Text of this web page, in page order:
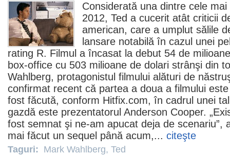
Considerată una dintre cele
2012, Ted a cucerit atât criticii
american, care a umplut sălile
lansare notabilă în cazul unei
rating R. Filmul a încasat la debut 54 de
box-office cu 503 milioane de dolari strânşi din
Wahlberg, protagonistul filmului alături de
confirmat recent că partea a doua a filmului
fost făcută, conform Hitfix.com, în cadrul unei
gazdă este prezentatorul Anderson Cooper.
fost semnat şi ne-am apucat deja de scenariu”,
mai făcut un sequel până acum,... citeşte
Taguri: Mark Wahlberg, Ted